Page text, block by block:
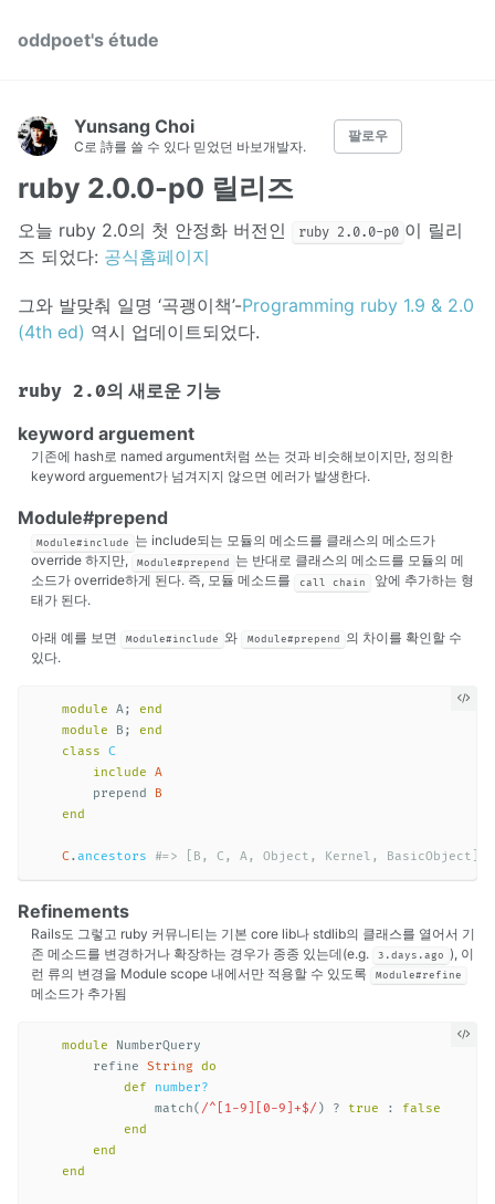
oddpoet's étude
Yunsang Choi
C로 詩를 쓸 수 있다 믿었던 바보개발자.
팔로우
ruby 2.0.0-p0 릴리즈
오늘 ruby 2.0의 첫 안정화 버전인 ruby 2.0.0-p0 이 릴리
즈 되었다: 공식홈페이지
그와 발맞춰 일명 ‘곡괭이책’-Programming ruby 1.9 & 2.0
(4th ed) 역시 업데이트되었다.
ruby 2.0의 새로운 기능
keyword arguement
기존에 hash로 named argument처럼 쓰는 것과 비슷해보이지만, 정의한
keyword arguement가 넘겨지지 않으면 에러가 발생한다.
Module#prepend
Module#include
는 include되는 모듈의 메소드를 클래스의 메소드가
override 하지만,
Module#prepend
는 반대로 클래스의 메소드를 모듈의 메
소드가 override하게 된다. 즉, 모듈 메소드를
call chain
앞에 추가하는 형
태가 된다.
아래 예를 보면 Module#include 와 Module#prepend
의 차이를 확인할 수
있다.
module A;
end
module
B ;
end
class
C
include
A
prepend
B
end
C.ancestors #=> [B, C, A, Object, Kernel, BasicObject]
Refinements
Rails도 그렇고 ruby 커뮤니티는 기본 core lib나 stdlib의 클래스를 열어서 기
존 메소드를 변경하거나 확장하는 경우가 종종 있는데(e.g.
3.days.ago ), 이
런 류의 변경을 Module scope 내에서만 적용할 수 있도록
Module#refine
메소드가 추가됨
module
NumberQuery
refine
String
do
def
number?
match( /^[1-9][0-9]+$/ ) ? true :
false
end
end
end